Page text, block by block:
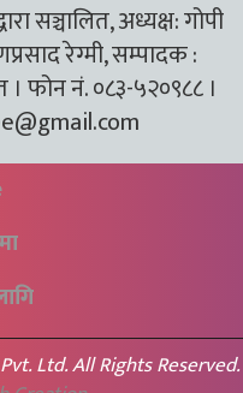
सञ्चालित, अध्यक्ष: गोपी
रेग्मी, सम्पादक :
। फोन नं. ०८३-५२०९८८ ।
Ltd. All Rights Reserved.